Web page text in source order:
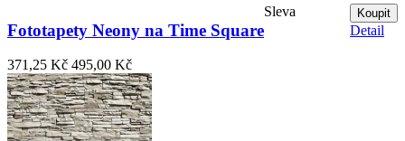
Fototapety Neony na Time Square
371,25 Kč 495,00 Kč
Koupit
Detail
Sleva